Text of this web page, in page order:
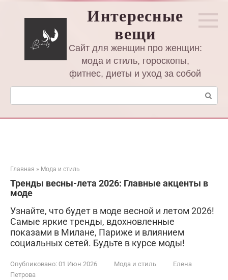
Интересные
вещи
Сайт для женщин про женщин:
мода и стиль, гороскопы,
фитнес, диеты и уход за собой
Поиск:
Главная » Мода и стиль
Тренды весны-лета 2026: Главные акценты в
моде
Узнайте, что будет в моде весной и летом 2026!
Самые яркие тренды, вдохновленные
показами в Милане, Париже и влиянием
социальных сетей. Будьте в курсе моды!
Опубликовано: 01 Июн 2026 Мода и стиль
Елена
Петрова